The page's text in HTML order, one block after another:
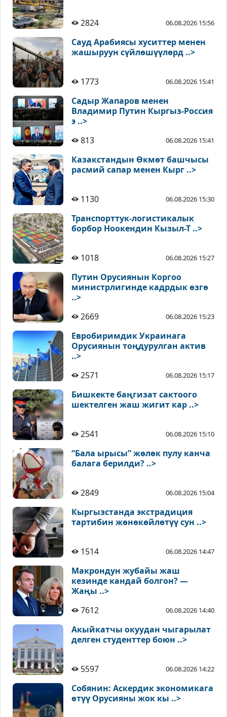
2824 06.08.2026 15:56
Сауд Арабиясы хуситтер менен
жашыруун сүйлөшүүлөрд ..>
1773 06.08.2026 15:41
Садыр Жапаров менен
Владимир Путин Кыргыз-Россия
э ..>
813
06.08.2026 15:41
Казакстандын Өкмөт башчысы
расмий сапар менен Кырг ..>
1130 06.08.2026 15:30
Транспорттук-логистикалык
борбор Ноокендин Кызыл-Т ..>
1018 06.08.2026 15:27
Путин Орусиянын Коргоо
министрлигинде кадрдык өзгө
..>
2669
06.08.2026 15:23
Евробиримдик Украинага
Орусиянын тоңдурулган актив
..>
2571
06.08.2026 15:17
Бишкекте баңгизат сактоого
шектелген жаш жигит кар ..>
2541 06.08.2026 15:10
“Бала ырысы” жөлөк пулу канча
балага берилди? ..>
2849 06.08.2026 15:04
Кыргызстанда экстрадиция
тартибин жөнөкөйлөтүү сун ..>
1514 06.08.2026 14:47
Макрондун жубайы жаш
кезинде кандай болгон? —
Жаңы ..>
7612
06.08.2026 14:40
Акыйкатчы окуудан чыгарылат
делген студенттер боюн ..>
5597 06.08.2026 14:22
Собянин: Аскердик экономикага
өтүү Орусияны жок кы ..>